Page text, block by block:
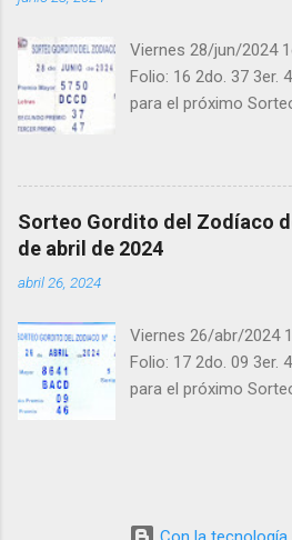
"Buena Suerte" para
recuerden visitarnos
conocer los datos
Viernes 28/jun/2024
Folio: 16 2do. 37 3er.
para el próximo
Instagram:
En Twitter:
facebook.com/
próximo sorteo,
balotas.com para
ayudaran a ganar y
Sorteo Gordito del Zodíaco
de abril de 2024
abril 26, 2024
Viernes 26/abr/2024
Folio: 17 2do. 09 3er.
para el próximo
Instagram:
mejores loterías